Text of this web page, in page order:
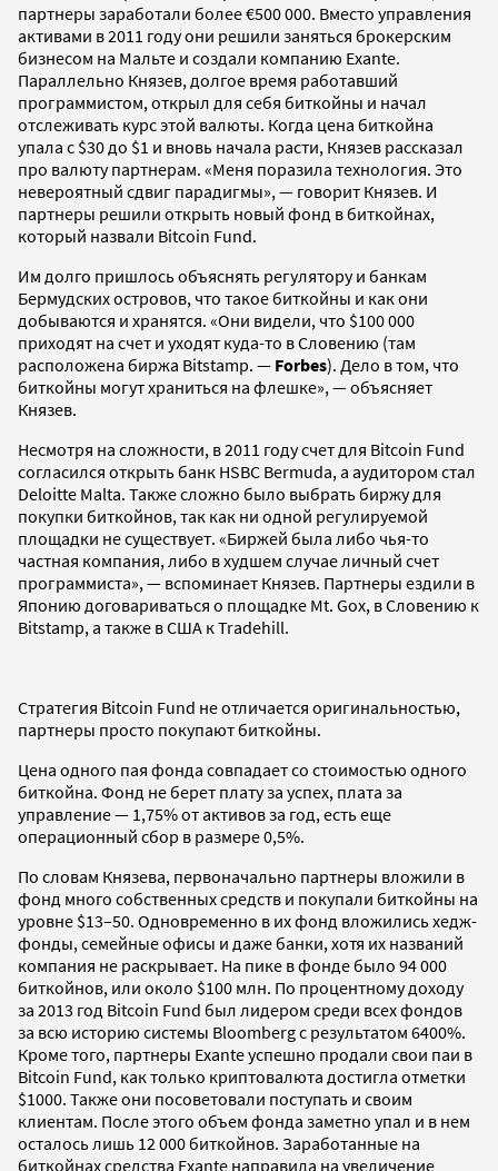
партнеры заработали более €500 000. Вместо управления
активами в 2011 году они решили заняться брокерским
бизнесом на Мальте и создали компанию Exante.
Параллельно Князев, долгое время работавший
программистом, открыл для себя биткойны и начал
отслеживать курс этой валюты. Когда цена биткойна
упала с $30 до $1 и вновь начала расти, Князев рассказал
про валюту партнерам. «Меня поразила технология. Это
невероятный сдвиг парадигмы», — говорит Князев. И
партнеры решили открыть новый фонд в биткойнах,
который назвали Bitcoin Fund.
Им долго пришлось объяснять регулятору и банкам
Бермудских островов, что такое биткойны и как они
добываются и хранятся. «Они видели, что $100 000
приходят на счет и уходят куда-то в Словению (там
расположена биржа Bitstamp. — Forbes). Дело в том, что
биткойны могут храниться на флешке», — объясняет
Князев.
Несмотря на сложности, в 2011 году счет для Bitcoin Fund
согласился открыть банк HSBC Bermuda, а аудитором стал
Deloitte Malta. Также сложно было выбрать биржу для
покупки биткойнов, так как ни одной регулируемой
площадки не существует. «Биржей была либо чья-то
частная компания, либо в худшем случае личный счет
программиста», — вспоминает Князев. Партнеры ездили в
Японию договариваться о площадке Mt. Gox, в Словению к
Bitstamp, а также в США к Tradehill.
Стратегия Bitcoin Fund не отличается оригинальностью,
партнеры просто покупают биткойны.
Цена одного пая фонда совпадает со стоимостью одного
биткойна. Фонд не берет плату за успех, плата за
управление — 1,75% от активов за год, есть еще
операционный сбор в размере 0,5%.
По словам Князева, первоначально партнеры вложили в
фонд много собственных средств и покупали биткойны на
уровне $13–50. Одновременно в их фонд вложились хедж-
фонды, семейные офисы и даже банки, хотя их названий
компания не раскрывает. На пике в фонде было 94 000
биткойнов, или около $100 млн. По процентному доходу
за 2013 год Bitcoin Fund был лидером среди всех фондов
за всю историю системы Bloomberg с результатом 6400%.
Кроме того, партнеры Exante успешно продали свои паи в
Bitcoin Fund, как только криптовалюта достигла отметки
$1000. Также они посоветовали поступать и своим
клиентам. После этого объем фонда заметно упал и в нем
осталось лишь 12 000 биткойнов. Заработанные на
биткойнах средства Exante направила на увеличение